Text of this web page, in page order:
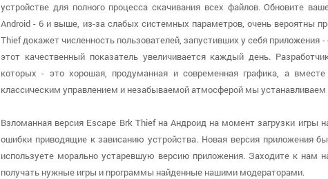
устройстве для полного процесса скачивания всех файлов. Обновите
Android - 6 и выше, из-за слабых системных параметров, очень вероятны
Thief докажет численность пользователей, запустивших у себя приложения
этот качественный показатель увеличивается каждый день.
которых - это хорошая, продуманная и современная графика, а
классическим управлением и незабываемой атмосферой мы
Взломанная версия Escape Brk Thief на Андроид на момент загрузки игры
ошибки приводящие к зависанию устройства. Новая версия приложения
используете морально устаревшую версию приложения. Заходите к нам
получать нужные игры и программы найденные нашими модераторами.